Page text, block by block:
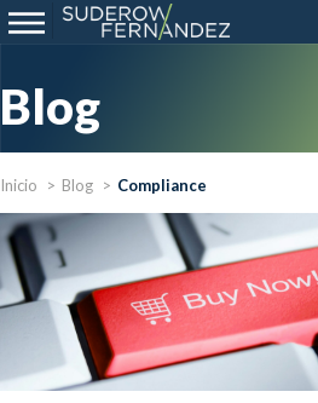
Blog
Inicio Blog Compliance